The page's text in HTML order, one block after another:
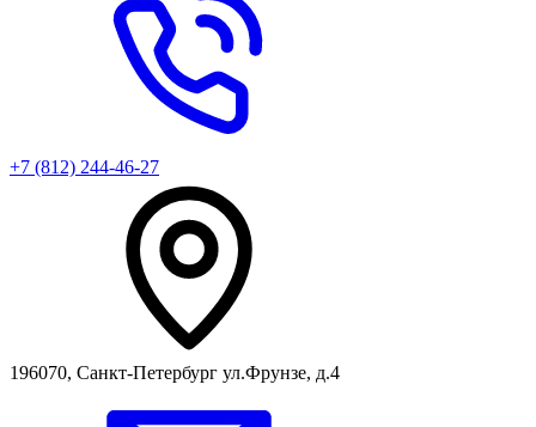
+7 (812) 244-46-27
196070, Санкт-Петербург ул.Фрунзе, д.4